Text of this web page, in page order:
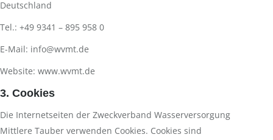
Deutschland
Tel.: +49 9341 – 895 958 0
E-Mail: info@wvmt.de
Website: www.wvmt.de
3. Cookies
Die Internetseiten der Zweckverband Wasserversorgung
Mittlere Tauber verwenden Cookies. Cookies sind